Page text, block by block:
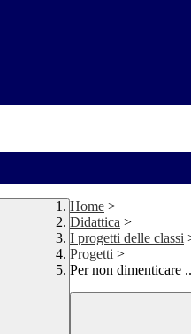
Home >
Didattica >
I progetti delle classi
Progetti >
Per non dimenticare